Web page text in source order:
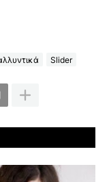
Slider